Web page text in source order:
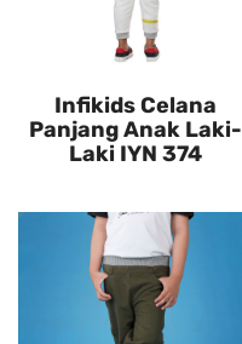
Infikids Celana
Panjang Anak Laki-
Laki IYN 374